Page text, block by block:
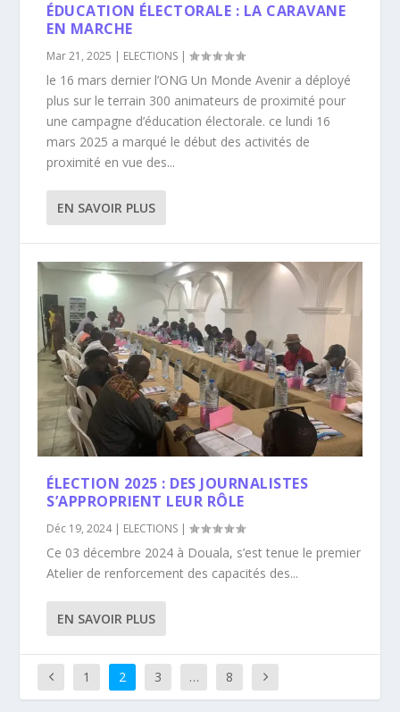
ÉDUCATION ÉLECTORALE : LA CARAVANE
EN MARCHE
Mar 21, 2025 | ELECTIONS |
le 16 mars dernier l’ONG Un Monde Avenir a déployé
plus sur le terrain 300 animateurs de proximité pour
une campagne d’éducation électorale. ce lundi 16
mars 2025 a marqué le début des activités de
proximité en vue des...
EN SAVOIR PLUS
ÉLECTION 2025 : DES JOURNALISTES
S’APPROPRIENT LEUR RÔLE
Déc 19, 2024| ELECTIONS |
Ce 03 décembre 2024 à Douala, s’est tenue le premier
Atelier de renforcement des capacités des...
EN SAVOIR PLUS
1 2 3 … 8